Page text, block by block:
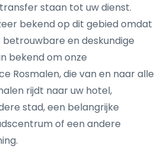
staan tot uw dienst.
bekend op dit gebied omdat
en deskundige
bekend om onze
Rosmalen, die van en naar alle
rijdt naar uw hotel,
stad, een belangrijke
of een andere